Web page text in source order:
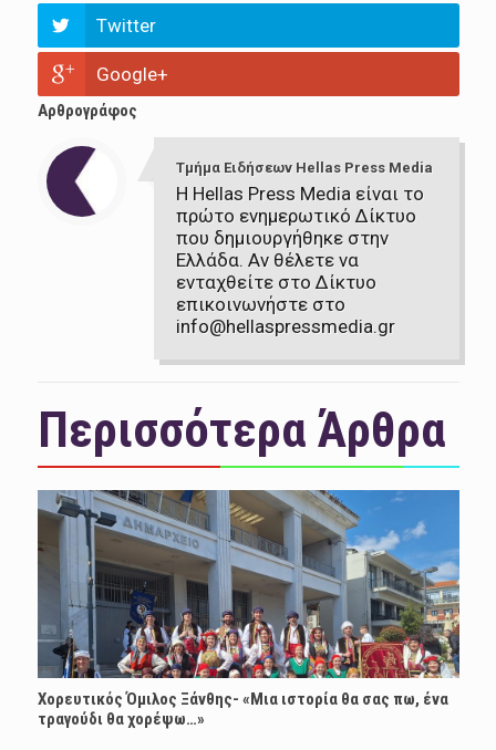
Twitter
Google+
Αρθρογράφος
Τμήμα Ειδήσεων Hellas Press Media
Η Hellas Press Media είναι το
πρώτο ενημερωτικό Δίκτυο
που δημιουργήθηκε στην
Ελλάδα. Αν θέλετε να
ενταχθείτε στο Δίκτυο
επικοινωνήστε στο
info@hellaspressmedia.gr
Περισσότερα Άρθρα
Χορευτικός Όμιλος Ξάνθης- «Mια ιστορία θα σας πω, ένα
τραγούδι θα χορέψω…»